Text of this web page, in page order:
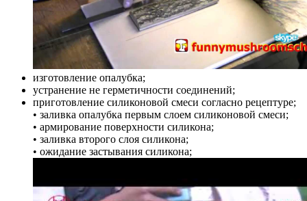
изготовление опалубка;
устранение не герметичности соединений;
приготовление силиконовой смеси согласно рецептуре;
• заливка опалубка первым слоем силиконовой смеси;
• армирование поверхности силикона;
• заливка второго слоя силикона;
• ожидание застывания силикона;